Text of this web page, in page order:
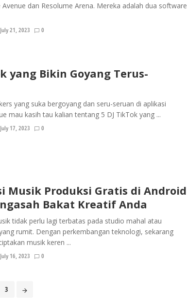
dan Resolume Arena. Mereka adalah dua software
July 21, 2023 0
yang Bikin Goyang Terus-
yang suka bergoyang dan seru-seruan di aplikasi
mau kasih tau kalian tentang 5 DJ TikTok yang ...
July 17, 2023 0
Musik Produksi Gratis di Android
Bakat Kreatif Anda
tidak perlu lagi terbatas pada studio mahal atau
rumit. Dengan perkembangan teknologi, sekarang
musik keren ...
July 16, 2023 0
3